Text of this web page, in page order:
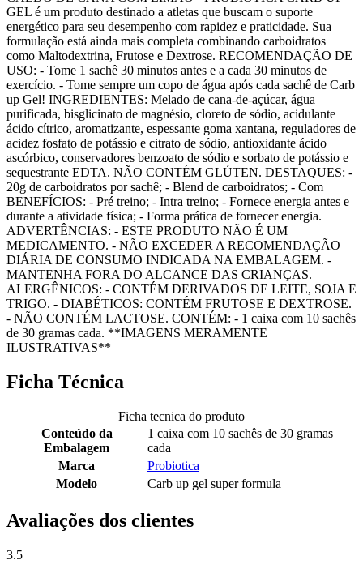
GEL é um produto destinado a atletas que buscam o suporte
energético para seu desempenho com rapidez e praticidade. Sua
formulação está ainda mais completa combinando carboidratos
como Maltodextrina, Frutose e Dextrose. RECOMENDAÇÃO DE
USO: - Tome 1 sachê 30 minutos antes e a cada 30 minutos de
exercício. - Tome sempre um copo de água após cada sachê de Carb
up Gel! INGREDIENTES: Melado de cana-de-açúcar, água
purificada, bisglicinato de magnésio, cloreto de sódio, acidulante
ácido cítrico, aromatizante, espessante goma xantana, reguladores de
acidez fosfato de potássio e citrato de sódio, antioxidante ácido
ascórbico, conservadores benzoato de sódio e sorbato de potássio e
sequestrante EDTA. NÃO CONTÉM GLÚTEN. DESTAQUES: -
20g de carboidratos por sachê; - Blend de carboidratos; - Com
BENEFÍCIOS: - Pré treino; - Intra treino; - Fornece energia antes e
durante a atividade física; - Forma prática de fornecer energia.
ADVERTÊNCIAS: - ESTE PRODUTO NÃO É UM
MEDICAMENTO. - NÃO EXCEDER A RECOMENDAÇÃO
DIÁRIA DE CONSUMO INDICADA NA EMBALAGEM. -
MANTENHA FORA DO ALCANCE DAS CRIANÇAS.
ALERGÊNICOS: - CONTÉM DERIVADOS DE LEITE, SOJA E
TRIGO. - DIABÉTICOS: CONTÉM FRUTOSE E DEXTROSE.
- NÃO CONTÉM LACTOSE. CONTÉM: - 1 caixa com 10 sachês
de 30 gramas cada. **IMAGENS MERAMENTE
ILUSTRATIVAS**
Ficha Técnica
Ficha tecnica do produto
Conteúdo da
Embalagem
1 caixa com 10 sachês de 30 gramas
cada
Marca
Probiotica
Modelo
Carb up gel super formula
Avaliações dos clientes
3.5